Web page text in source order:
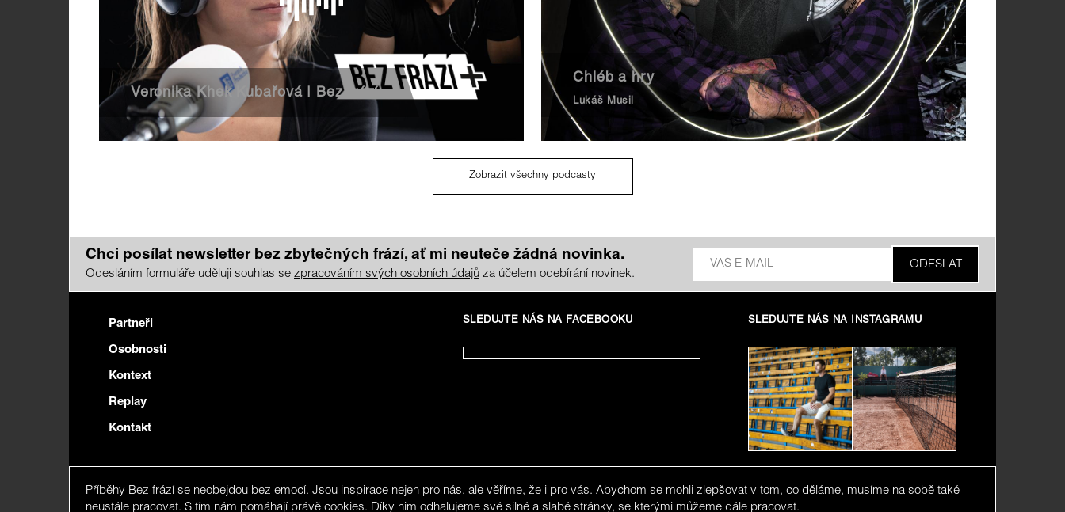
Veronika Khek Kubařová | Bez frází+
Chléb a hry
Lukáš Musil
Zobrazit všechny podcasty
Chci posílat newsletter bez zbytečných frází, ať mi neuteče žádná novinka.
Odesláním formuláře uděluji souhlas se zpracováním svých osobních údajů za účelem odebírání novinek.
Partneři
Osobnosti
Kontext
Replay
Kontakt
Zpracování osobních údajů
SLEDUJTE NÁS NA FACEBOOKU SLEDUJTE NÁS NA INSTAGRAMU
Příběhy Bez frází se neobejdou bez emocí. Jsou inspirace nejen pro nás, ale věříme, že i pro vás. Abychom se mohli zlepšovat v tom, co děláme, musíme na sobě také
neustále pracovat. S tím nám pomáhají právě cookies. Díky nim odhalujeme své silné a slabé stránky, se kterými můžeme dále pracovat.